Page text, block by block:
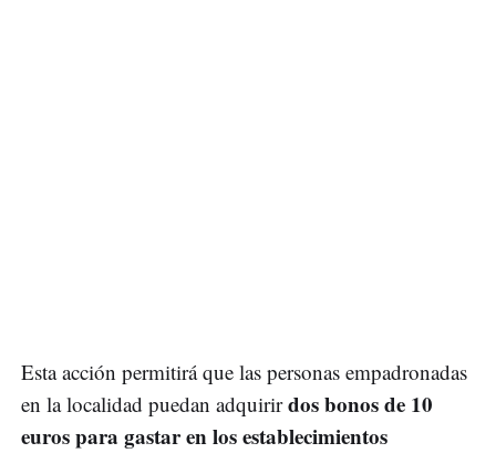
Esta acción permitirá que las personas empadronadas
en la localidad puedan adquirirdos bonos de 10
euros para gastar en los establecimientos